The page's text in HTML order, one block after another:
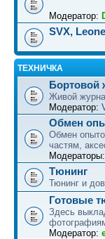
Модератор:
SVX,
ТЕХНИЧКА
Бортовой
Живой
Модератор:
Обмен
Обмен
частям,
Модераторы:
Тюнинг
Тюнинг и
Готовые
Здесь
Модератор: